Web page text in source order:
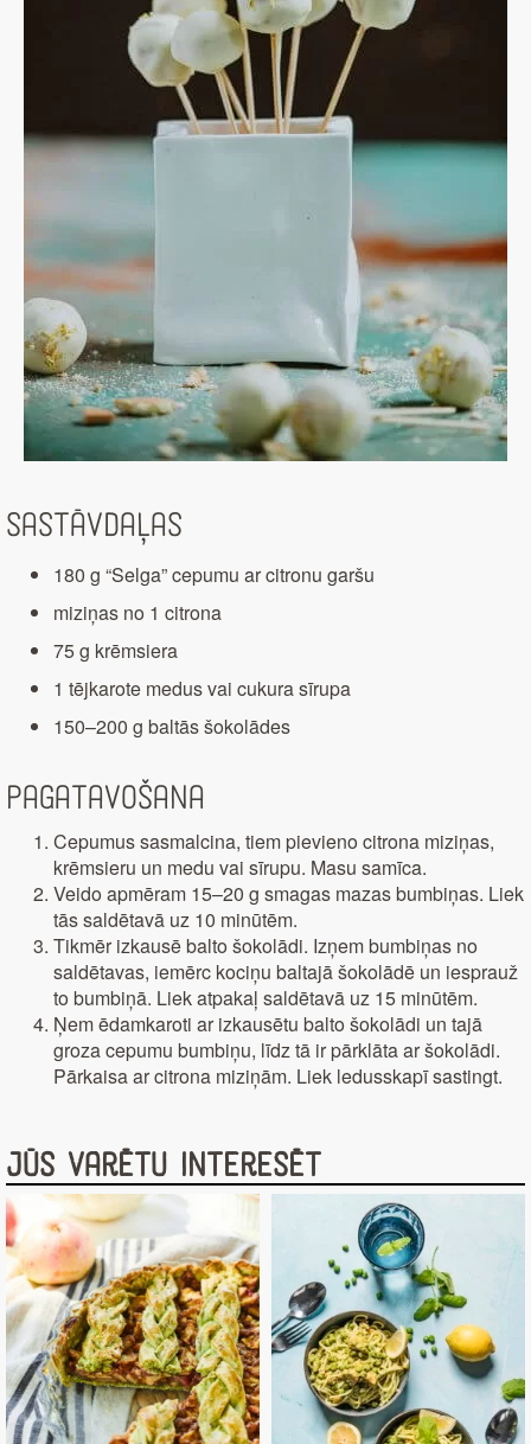
Sastāvdaļas
180 g “Selga” cepumu ar citronu garšu
miziņas no 1 citrona
75 g krēmsiera
1 tējkarote medus vai cukura sīrupa
150–200 g baltās šokolādes
Pagatavošana
Cepumus sasmalcina, tiem pievieno citrona miziņas,
krēmsieru un medu vai sīrupu. Masu samīca.
Veido apmēram 15–20 g smagas mazas bumbiņas. Liek
tās saldētavā uz 10 minūtēm.
Tikmēr izkausē balto šokolādi. Izņem bumbiņas no
saldētavas, iemērc kociņu baltajā šokolādē un iesprauž
to bumbiņā. Liek atpakaļ saldētavā uz 15 minūtēm.
Ņem ēdamkaroti ar izkausētu balto šokolādi un tajā
groza cepumu bumbiņu, līdz tā ir pārklāta ar šokolādi.
Pārkaisa ar citrona miziņām. Liek ledusskapī sastingt.
Jūs varētu interesēt